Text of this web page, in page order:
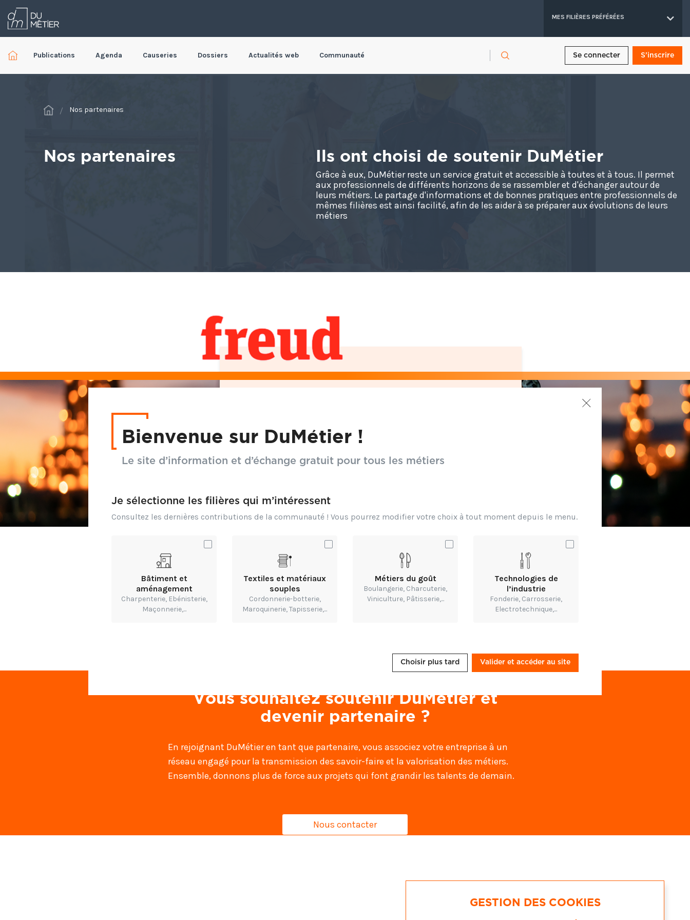
MES FILIÈRES PRÉFÉRÉES
Publications Agenda Causeries Dossiers Actualités web Communauté Se connecter S’inscrire
Nos partenaires
Nos partenaires Ils ont choisi de soutenir DuMétier
Grâce à eux, DuMétier reste un service gratuit et accessible à toutes et à tous. Il permet
aux professionnels de différents horizons de se rassembler et d'échanger autour de
leurs métiers. Le partage d'informations et de bonnes pratiques entre professionnels de
mêmes filières est ainsi facilité, afin de les aider à se préparer aux évolutions de leurs
métiers
spécialisé dans les solutions destinées aux professionnels du bois, du
l’entreprise développe des lames, fraises et accessoires qui se
choisissant Freud, artisans et industriels trouvent un partenaire qui
propose des outils conçus pour optimiser la performance, la sécurité et
Consulter leur site →
Vous souhaitez soutenir DuMétier et
devenir partenaire ?
En rejoignant DuMétier en tant que partenaire, vous associez votre entreprise à un
réseau engagé pour la transmission des savoir-faire et la valorisation des métiers.
Ensemble, donnons plus de force aux projets qui font grandir les talents de demain.
Nous contacter
GESTION DES COOKIES
Bienvenue sur DuMétier !
Le site d’information et d’échange gratuit pour tous les métiers
Je sélectionne les filières qui m’intéressent
Consultez les dernières contributions de la communauté ! Vous pourrez modifier votre choix à tout moment depuis le menu.
Bâtiment et
aménagement
Charpenterie, Ebénisterie,
Maçonnerie,...
Textiles et matériaux
souples
Cordonnerie-botterie,
Maroquinerie, Tapisserie,...
Métiers du goût
Boulangerie, Charcuterie,
Viniculture, Pâtisserie,...
Technologies de
l’industrie
Fonderie, Carrosserie,
Electrotechnique,...
Choisir plus tard Valider et accéder au site